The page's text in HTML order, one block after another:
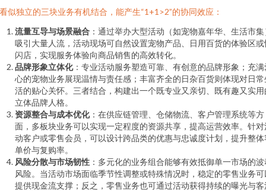
似独立的三块业务有机结合，能产生“1+1>2”的协同效应：
流量互导与场景融合 ：通过举办大型活动（如宠物嘉年华、生活市
吸引大量人流，活动现场可自然设置宠物产品、日用百货的体验区或
闪店，实现服务体验向商品销售的高效转化。
品牌形象立体化：专业活动服务塑造可靠、有创意的品牌形象；充满
心的宠物业务展现温情与责任感；丰富齐全的日杂百货则体现对日常
活的贴心关怀。三者结合，构建出一个既专业又亲切、既有趣又实用
立体品牌人格。
资源整合与成本优化：在供应链管理、仓储物流、客户管理系统等方
面，多板块业务可以实现一定程度的资源共享，提高运营效率。针对
动客户或零售会员，可以设计跨品类的优惠与忠诚度计划，提升整体
单价与复购率。
风险分散与市场韧性 ：多元化的业务组合能够有效抵御单一市场的
风险。当活动市场面临季节性调整或特殊情况时，稳定的零售业务可
提供现金流支撑；反之，零售业务也可通过活动获得持续的曝光与客